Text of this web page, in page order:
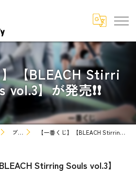
】【BLEACH Stirri
】が発売❗❗
ブログ 【一番くじ】【BLEACH Stirring Souls vol.3】が発売❗❗
Stirring Souls vol.3】